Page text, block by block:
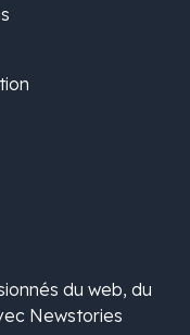
du web, du
Newstories